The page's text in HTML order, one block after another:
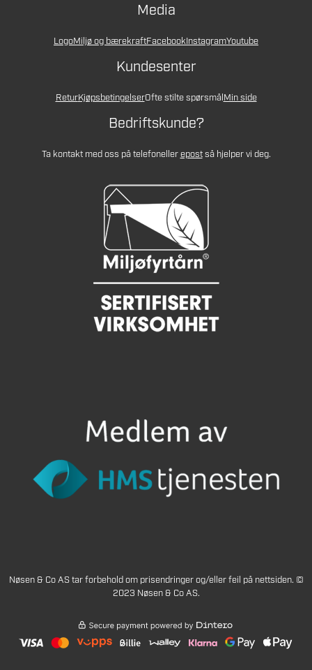
Media
LogoMiljø og bærekraftFacebookInstagramYoutube
Kundesenter
ReturKjøpsbetingelserOfte stilte spørsmålMin side
Bedriftskunde?
Ta kontakt med oss på telefonellerepostså hjelper vi deg.
Nøsen & Co AS tar forbehold om prisendringer og/eller feil på nettsiden. ©
2023 Nøsen & Co AS.